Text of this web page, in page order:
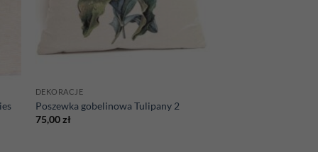
DEKORACJE
Poszewka gobelinowa Tulipany 2
75,00zł